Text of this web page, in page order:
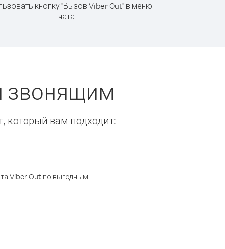
кнопку "Вызов Viber Out" в меню
чата
звонящим
который вам подходит:
Viber Out по выгодным